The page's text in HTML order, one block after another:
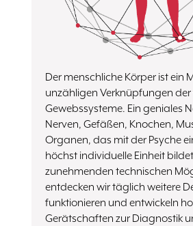
Der menschliche Körper ist ein
unzähligen Verknüpfungen der
Gewebssysteme. Ein geniales
Nerven, Gefäßen, Knochen,
Organen, das mit der Psyche
höchst individuelle Einheit
zunehmenden technischen
entdecken wir täglich weitere
funktionieren und entwickeln
Gerätschaften zur Diagnostik